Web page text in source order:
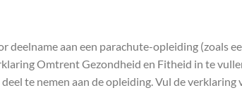
deelname aan een parachute-opleiding (zoals
Omtrent Gezondheid en Fitheid in te
deel te nemen aan de opleiding. Vul de